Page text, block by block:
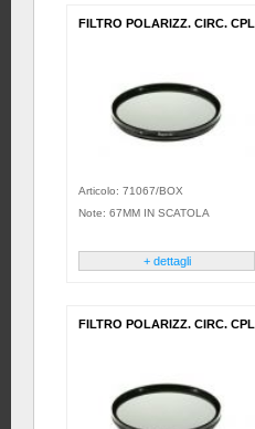
FILTRO POLARIZZ. CIRC. CPL
Articolo: 71067/BOX
Note: 67MM IN SCATOLA
+ dettagli
FILTRO POLARIZZ. CIRC. CPL